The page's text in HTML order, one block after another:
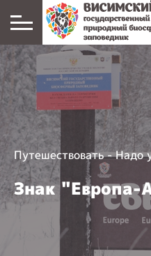
Путешествовать-Надо
Знак "Европа-